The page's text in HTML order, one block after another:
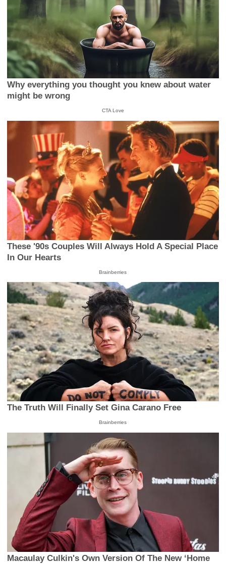
Why everything you thought you knew about water
might be wrong
CTA Love
These '90s Couples Will Always Hold A Special Place
In Our Hearts
Brainberries
The Truth Will Finally Set Gina Carano Free
Brainberries
Macaulay Culkin's Own Version Of The New ‘Home